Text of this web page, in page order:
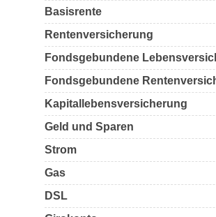
Basisrente
Rentenversicherung
Fondsgebundene
Fondsgebundene
Kapitallebensversicherung
Geld und Sparen
Strom
Gas
DSL